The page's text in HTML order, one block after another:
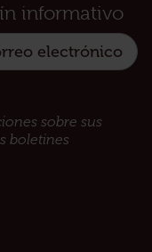
informativo
sobre sus
boletines